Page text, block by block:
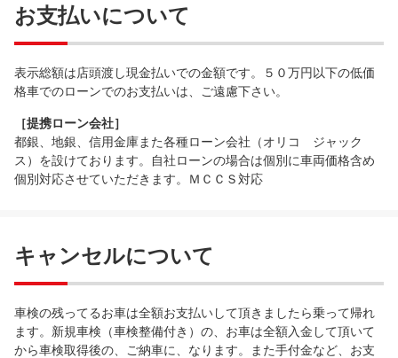
お支払いについて
表示総額は店頭渡し現金払いでの金額です。５０万円以下の低価
格車でのローンでのお支払いは、ご遠慮下さい。
［提携ローン会社］
都銀、地銀、信用金庫また各種ローン会社（オリコ ジャック
ス）を設けております。自社ローンの場合は個別に車両価格含め
個別対応させていただきます。ＭＣＣＳ対応
キャンセルについて
車検の残ってるお車は全額お支払いして頂きましたら乗って帰れ
ます。新規車検（車検整備付き）の、お車は全額入金して頂いて
から車検取得後の、ご納車に、なります。また手付金など、お支